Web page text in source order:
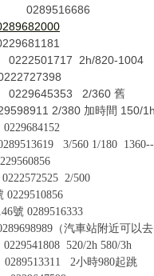
0289516686
2h/820-1004
2/360 舊
2/380 加時間 150/
3/560 1/180
2/500
號 0289516333
（汽車站附近可以去
520/2h 580/3h
2小時980起跳